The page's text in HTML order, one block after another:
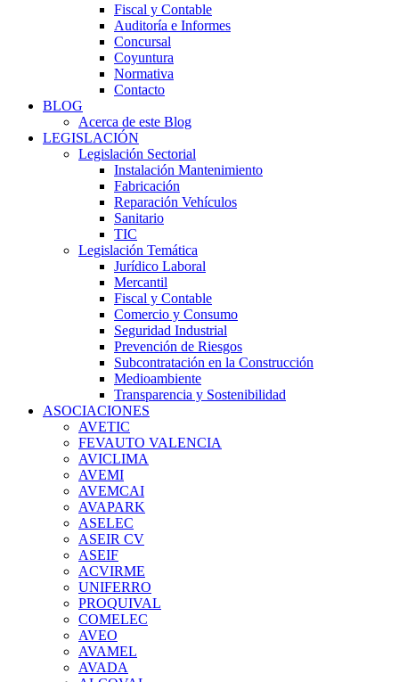
Fiscal y Contable
Auditoría e Informes
Concursal
Coyuntura
Normativa
Contacto
BLOG
Acerca de este Blog
LEGISLACIÓN
Legislación Sectorial
Instalación Mantenimiento
Fabricación
Reparación Vehículos
Sanitario
TIC
Legislación Temática
Jurídico Laboral
Mercantil
Fiscal y Contable
Comercio y Consumo
Seguridad Industrial
Prevención de Riesgos
Subcontratación en la Construcción
Medioambiente
Transparencia y Sostenibilidad
ASOCIACIONES
AVETIC
FEVAUTO VALENCIA
AVICLIMA
AVEMI
AVEMCAI
AVAPARK
ASELEC
ASEIR CV
ASEIF
ACVIRME
UNIFERRO
PROQUIVAL
COMELEC
AVEO
AVAMEL
AVADA